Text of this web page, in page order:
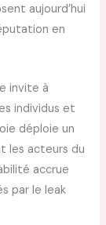
aujourd’hui
en
invite à
individus et
déploie un
les acteurs du
accrue
par le leak